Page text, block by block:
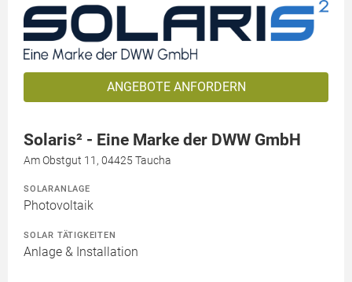
ANGEBOTE ANFORDERN
Solaris² - Eine Marke der DWW GmbH
Am Obstgut 11, 04425 Taucha
SOLARANLAGE
Photovoltaik
SOLAR TÄTIGKEITEN
Anlage & Installation